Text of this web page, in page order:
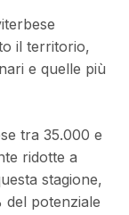
il territorio,
e quelle più
tra 35.000 e
ridotte a
stagione,
del potenziale